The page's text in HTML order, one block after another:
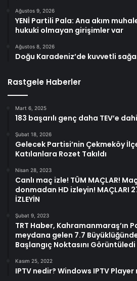
Ağustos 9, 2026
YENİ Partili Pala: Ana akım
hukuki olmayan girişimler var
Ağustos 8, 2026
Doğu Karadeniz’de kuvvetli
Rastgele Haberler
Mart 6, 2025
183 başarılı genç daha TEV’e
Şubat 18, 2026
Gelecek Partisi’nin Çekmeköy
Katılanlara Rozet Takıldı
Nisan 28, 2023
Canlı maç izle! TÜM MAÇLAR!
donmadan HD izleyin! MAÇLARI
İZLEYİN
Şubat 9, 2023
TRT Haber, Kahramanmaraş’ın
meydana gelen 7.7
Başlangıç ​​Noktasını Görüntüledi
Kasım 25, 2022
IPTV nedir? Windows IPTV Player